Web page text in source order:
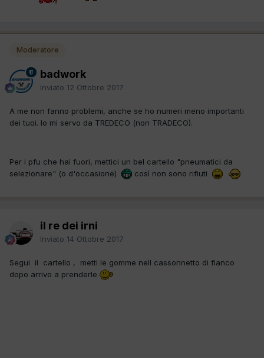
Moderatore
badwork
Inviato 12 Ottobre 2017
A me non fanno problemi, anche se ho numeri meno importanti
dei tuoi. Io mi servo da TREDECO (non TRADECO).
Per i pfu che hai fuori, mettici un bel cartello "pneumatici da
selezionare" (o d'occasione)
così non sono rifiuti
il re dei irni
Inviato 14 Ottobre 2017
Segui il cartello , metti le gomme nell cassonnetto di fianco
dopo arrivo a prenderle